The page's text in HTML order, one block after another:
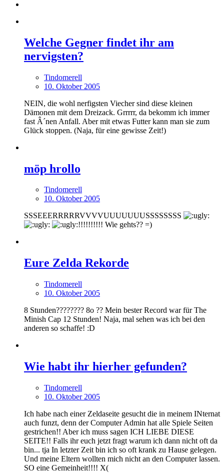
Welche Gegner findet ihr am
nervigsten?
Tindomerell
10. Oktober 2005
NEIN, die wohl nerfigsten Viecher sind diese kleinen
Dämonen mit dem Dreizack. Grrrrr, da bekomm ich immer
fast Â´nen Anfall. Aber mit etwas Futter kann man sie zum
Glück stoppen. (Naja, für eine gewisse Zeit!)
möp hrollo
Tindomerell
10. Oktober 2005
SSSEEERRRRRVVVVUUUUUUUSSSSSSSS
!!!!!!!!!! Wie gehts?? =)
Eure Zelda Rekorde
Tindomerell
10. Oktober 2005
8 Stunden???????? 8o ?? Mein bester Record war für The
Minish Cap 12 Stunden! Naja, mal sehen was ich bei den
anderen so schaffe! :D
Wie habt ihr hierher gefunden?
Tindomerell
10. Oktober 2005
Ich habe nach einer Zeldaseite gesucht die in meinem INternat
auch funzt, denn der Computer Admin hat alle Spiele Seiten
gestrichen!! Aber ich muss sagen ICH LIEBE DIESE
SEITE!! Falls ihr euch jetzt fragt warum ich dann nicht oft da
bin... tja In letzter Zeit bin ich so oft krank zu Hause gelegen.
Und meine Eltern wollten mich nicht an den Computer lassen.
SO eine Gemeinheit!!!! X(